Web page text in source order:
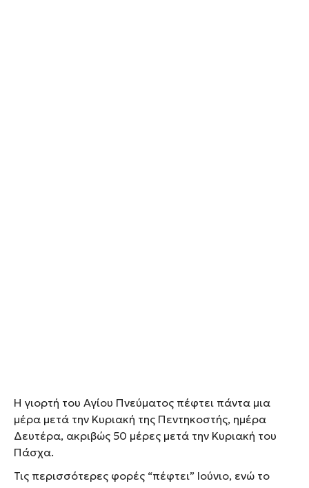
Η γιορτή του Αγίου Πνεύματος πέφτει πάντα μια
μέρα μετά την Κυριακή της Πεντηκοστής, ημέρα
Δευτέρα, ακριβώς 50 μέρες μετά την Κυριακή του
Πάσχα.
Τις περισσότερες φορές “πέφτει” Ιούνιο, ενώ το